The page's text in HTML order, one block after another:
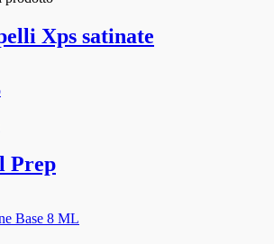
Xps satinate
Prep